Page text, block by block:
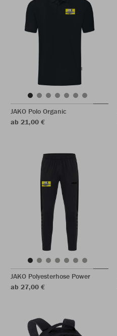
JAKO Polo Organic
ab 21,00 €
JAKO Polyesterhose Power
ab 27,00 €